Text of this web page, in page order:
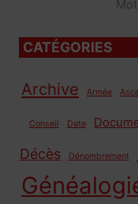
CATÉGORIES
Archive Armée
Conseil Date
Décès Dénombrement